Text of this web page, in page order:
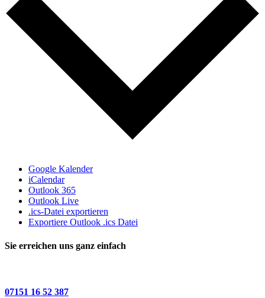
Google Kalender
iCalendar
Outlook 365
Outlook Live
.ics-Datei exportieren
Exportiere Outlook .ics Datei
Sie erreichen uns ganz einfach
07151 16 52 387